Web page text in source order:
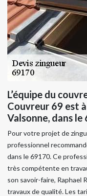
L’équipe du
Couvreur 69 est
Valsonne, dans le
Pour votre projet de
professionnel
dans le 69170. Ce
très compétente en
son savoir-faire, Raphael
travaux de qualité. Les